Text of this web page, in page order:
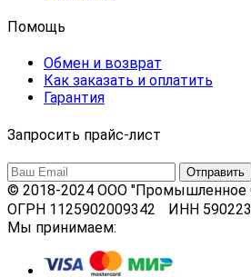
Помощь
Обмен и возврат
Как заказать и оплатить
Гарантия
Запросить прайс-лист
© 2018-2024 ООО "Промышленное
ОГРН 1125902009342 ИНН
Мы принимаем: